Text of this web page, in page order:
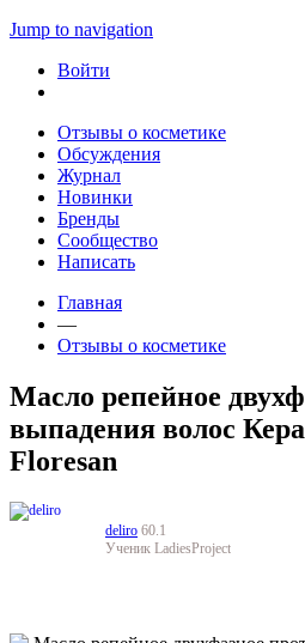
Jump to navigation
Войти
Отзывы о косметике
Обсуждения
Журнал
Новинки
Бренды
Сообщество
Написать
Главная
—
Отзывы о косметике
Масло репейное
выпадения волос
Floresan
deliro 60.1
Ученик LadiesProject